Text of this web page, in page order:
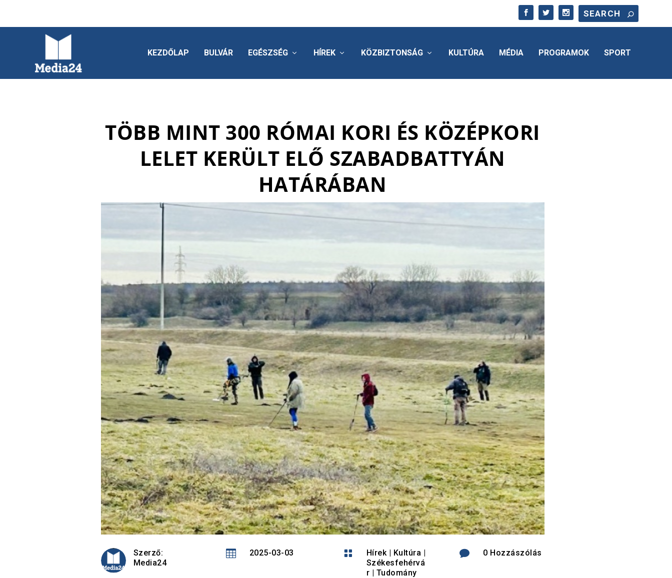
KEZDŐLAP BULVÁR EGÉSZSÉG HÍREK KÖZBIZTONSÁG KULTÚRA MÉDIA PROGRAMOK SPORT
TÖBB MINT 300 RÓMAI KORI ÉS KÖZÉPKORI
LELET KERÜLT ELŐ SZABADBATTYÁN
HATÁRÁBAN
Szerző:
Media24
 2025-03-03  Hírek | Kultúra |
Székesfehérvá
r | Tudomány
 0 Hozzászólás